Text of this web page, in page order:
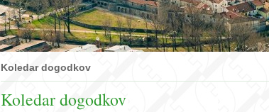
Koledar dogodkov
Koledar dogodkov